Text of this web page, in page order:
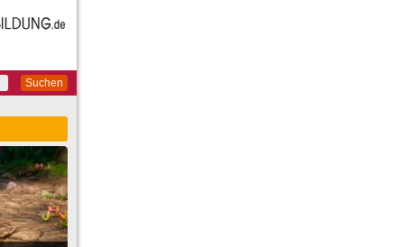
Suchen